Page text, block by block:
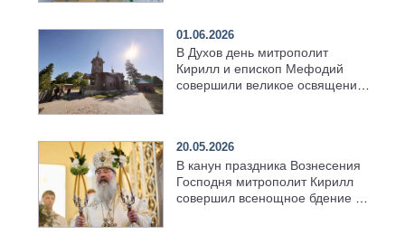
01.06.2026
В Духов день митрополит
Кирилл и епископ Мефодий
совершили великое освящение
20.05.2026
В канун праздника Вознесения
Господня митрополит Кирилл
совершил всенощное бдение в